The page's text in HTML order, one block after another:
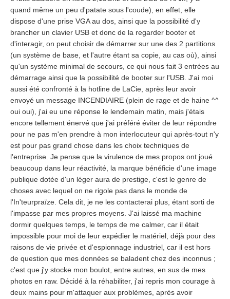
quand même un peu d'patate sous l'coude), en effet, elle
dispose d'une prise VGA au dos, ainsi que la possibilité d'y
brancher un clavier USB et donc de la regarder booter et
d'interagir, on peut choisir de démarrer sur une des 2 partitions
(un système de base, et l'autre étant sa copie, au cas où), ainsi
qu'un système minimal de secours, ce qui nous fait 3 entrées au
démarrage ainsi que la possibilité de booter sur l'USB. J'ai moi
aussi été confronté à la hotline de LaCie, après leur avoir
envoyé un message INCENDIAIRE (plein de rage et de haine ^^
oui oui), j'ai eu une réponse le lendemain matin, mais j'étais
encore tellement énervé que j'ai préféré éviter de leur répondre
pour ne pas m'en prendre à mon interlocuteur qui après-tout n'y
est pour pas grand chose dans les choix techniques de
l'entreprise. Je pense que la virulence de mes propos ont joué
beaucoup dans leur réactivité, la marque bénéficie d'une image
publique dotée d'un léger aura de prestige, c'est le genre de
choses avec lequel on ne rigole pas dans le monde de
l'In'teurpraïze. Cela dit, je ne les contacterai plus, étant sorti de
l'impasse par mes propres moyens. J'ai laissé ma machine
dormir quelques temps, le temps de me calmer, car il était
impossible pour moi de leur expédier le matériel, déjà pour des
raisons de vie privée et d'espionnage industriel, car il est hors
de question que mes données se baladent chez des inconnus ;
c'est que j'y stocke mon boulot, entre autres, en sus de mes
photos en raw. Décidé à la réhabiliter, j'ai repris mon courage à
deux mains pour m'attaquer aux problèmes, après avoir